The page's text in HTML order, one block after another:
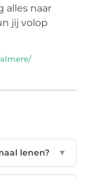
alles naar
jij volop
lenen? ▼